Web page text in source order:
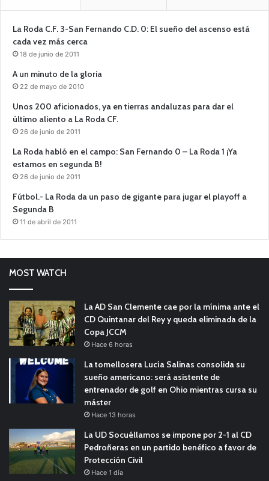
La Roda C.F. 3-San Fernando C.D. 0: El sueño del ascenso está
cada vez más cerca
18 de junio de 2011
A un minuto de la gloria
22 de mayo de 2010
Unos 200 aficionados, ya en tierras andaluzas para dar el
último aliento a La Roda CF.
26 de junio de 2011
La Roda habló en el campo: San Fernando 0 – La Roda 1 ¡Ya
estamos en segunda B!
26 de junio de 2011
Fútbol.- La Roda da un paso de gigante para jugar el playoff a
Segunda B
11 de abril de 2011
MOST WATCH
La AD San Clemente cae por la mínima ante el
CD Quintanar del Rey y queda eliminada de la
Copa JCCM
Hace 6 horas
La tomellosera Lucía Salinas consolida su
sueño americano: será asistente de
entrenador de golf en Ohio mientras cursa su
máster
Hace 13 horas
La UD Socuéllamos se impone por 2-1 al CD
Pedroñeras en un partido benéfico a favor de
Protección Civil
Hace 1 día